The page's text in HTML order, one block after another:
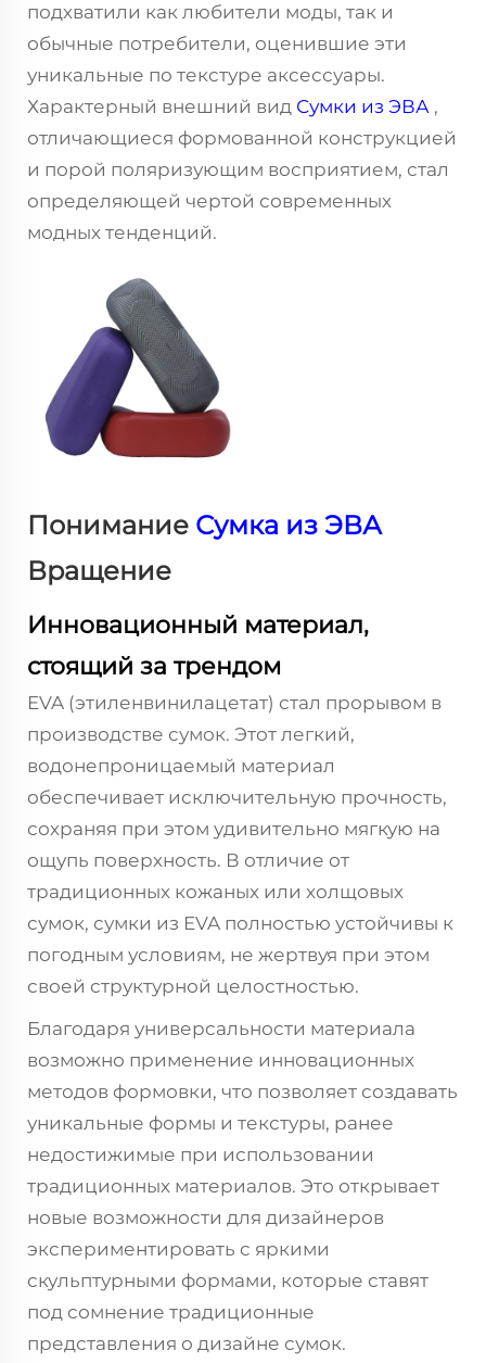
подхватили как любители моды, так и
обычные потребители, оценившие эти
уникальные по текстуре аксессуары.
Характерный внешний вид Сумки из ЭВА ,
отличающиеся формованной конструкцией
и порой поляризующим восприятием, стал
определяющей чертой современных
модных тенденций.
Понимание Сумка из ЭВА
Вращение
Инновационный материал,
стоящий за трендом
EVA (этиленвинилацетат) стал прорывом в
производстве сумок. Этот легкий,
водонепроницаемый материал
обеспечивает исключительную прочность,
сохраняя при этом удивительно мягкую на
ощупь поверхность. В отличие от
традиционных кожаных или холщовых
сумок, сумки из EVA полностью устойчивы к
погодным условиям, не жертвуя при этом
своей структурной целостностью.
Благодаря универсальности материала
возможно применение инновационных
методов формовки, что позволяет создавать
уникальные формы и текстуры, ранее
недостижимые при использовании
традиционных материалов. Это открывает
новые возможности для дизайнеров
экспериментировать с яркими
скульптурными формами, которые ставят
под сомнение традиционные
представления о дизайне сумок.